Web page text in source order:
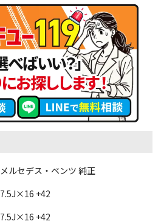
メルセデス・ベンツ 純正
7.5J×16 +42
7.5J×16 +42